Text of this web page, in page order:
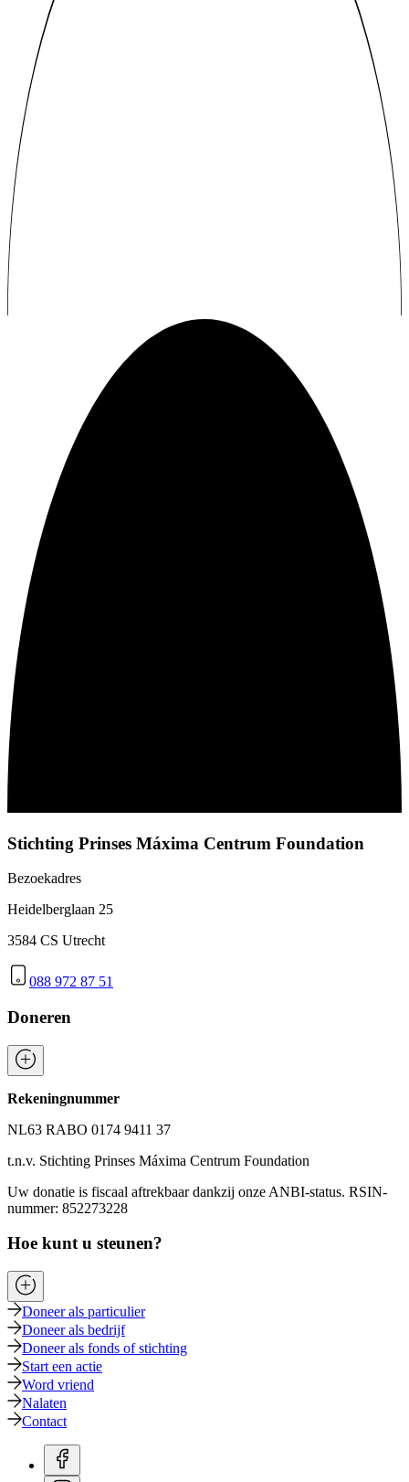
Stichting Prinses Máxima Centrum Foundation
Bezoekadres
Heidelberglaan 25
3584 CS Utrecht
088 972 87 51
Doneren
Rekeningnummer
NL63 RABO 0174 9411 37
t.n.v. Stichting Prinses Máxima Centrum Foundation
Uw donatie is fiscaal aftrekbaar dankzij onze ANBI-status. RSIN-
nummer: 852273228
Hoe kunt u steunen?
Doneer als particulier
Doneer als bedrijf
Doneer als fonds of stichting
Start een actie
Word vriend
Nalaten
Contact